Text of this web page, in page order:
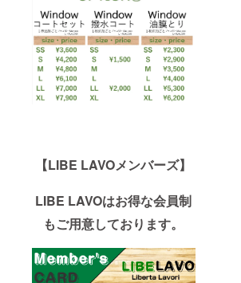
【LIBE LAVOメンバーズ】
LIBE LAVOはお得な会員制
もご用意しております。